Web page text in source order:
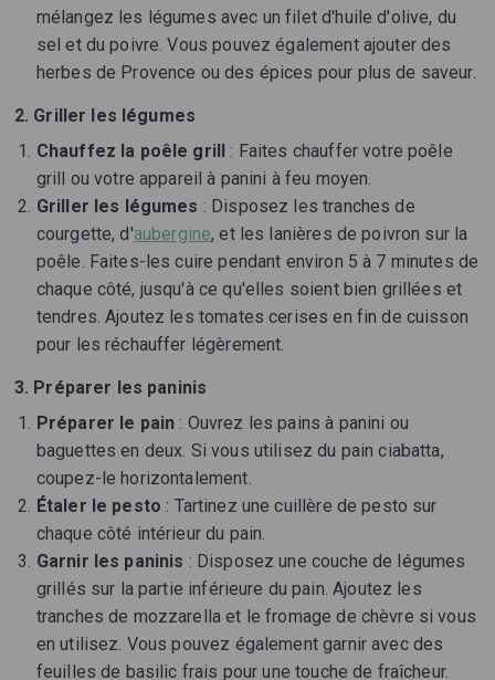
mélangez les légumes avec un filet d'huile d'olive, du
sel et du poivre. Vous pouvez également ajouter des
herbes de Provence ou des épices pour plus de saveur.
2. Griller les légumes
Chauffez la poêle grill
: Faites chauffer votre poêle
grill ou votre appareil à panini à feu moyen.
Griller les légumes : Disposez les tranches de
courgette, d'aubergine, et les lanières de poivron sur la
poêle. Faites-les cuire pendant environ 5 à 7 minutes de
chaque côté, jusqu'à ce qu'elles soient bien grillées et
tendres. Ajoutez les tomates cerises en fin de cuisson
pour les réchauffer légèrement.
3. Préparer les paninis
Préparer le pain : Ouvrez les pains à panini ou
baguettes en deux. Si vous utilisez du pain ciabatta,
coupez-le horizontalement.
Étaler le pesto : Tartinez une cuillère de pesto sur
chaque côté intérieur du pain.
Garnir les paninis : Disposez une couche de légumes
grillés sur la partie inférieure du pain. Ajoutez les
tranches de mozzarella et le fromage de chèvre si vous
en utilisez. Vous pouvez également garnir avec des
feuilles de basilic frais pour une touche de fraîcheur.